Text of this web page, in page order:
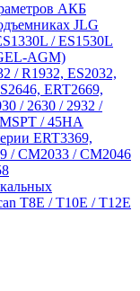
АКБ
JLG
/ ES1530L
AGM)
/ R1932, ES2032,
ERT2669,
/ 2630 / 2932 /
/ 45HA
ERT3369,
/ CM2033 / CM2046
T8E / T10E / T12E